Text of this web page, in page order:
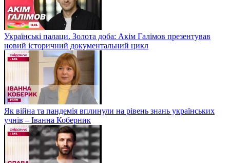
Українські палаци. Золота доба: Акім Галімов презентував
новий історичний документальний цикл
Як війна та пандемія вплинули на рівень знань українських
учнів – Іванна Коберник